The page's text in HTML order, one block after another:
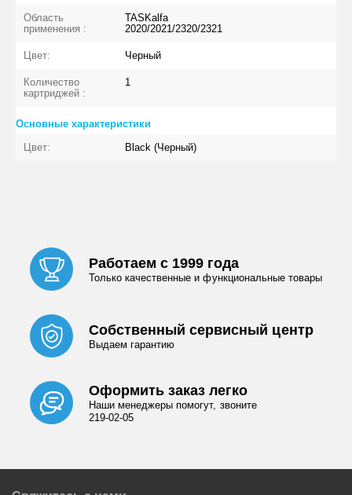
Область
применения :
TASKalfa
2020/2021/2320/2321
Цвет: Черный
Количество
картриджей :
1
Основные характеристики
Цвет:
Black (Черный)
Работаем с 1999 года
Только качественные и функциональные товары
Собственный сервисный центр
Выдаем гарантию
Оформить заказ легко
Наши менеджеры помогут, звоните
219-02-05